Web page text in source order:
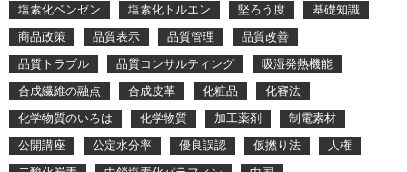
塩素化ベンゼン
塩素化トルエン 堅ろう度
基礎知識
商品政策
品質表示 品質管理
品質改善
品質トラブル
品質コンサルティング
吸湿発熱機能
合成繊維の融点
合成皮革 化粧品
化審法
化学物質のいろは
化学物質 加工薬剤
制電素材
公開講座
公定水分率 優良誤認 仮撚り法
人権